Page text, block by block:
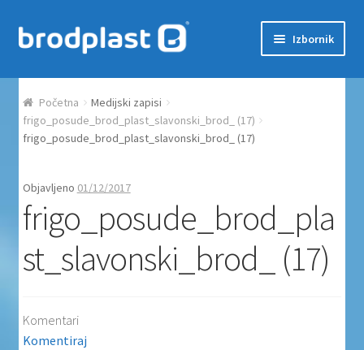
Preskoči na navigaciju
Skoči do sadržaja Izbornik
Početna
Auction Dashboard
Košarica
Moj račun
Proizvodi
Početna
Medijski zapisi
frigo_posude_brod_plast_slavonski_brod_ (17)
frigo_posude_brod_plast_slavonski_brod_ (17)
Objavljeno 01/12/2017
frigo_posude_brod_pla
st_slavonski_brod_ (17)
Komentari
Komentiraj